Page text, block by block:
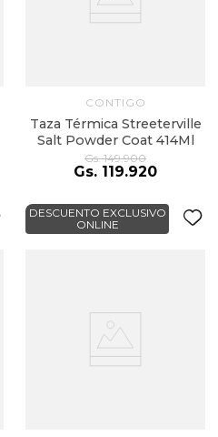
CONTIGO
Taza Térmica Streeterville
Salt Powder Coat 414Ml
Gs. 149.900
Gs. 119.920
DESCUENTO EXCLUSIVO
ONLINE